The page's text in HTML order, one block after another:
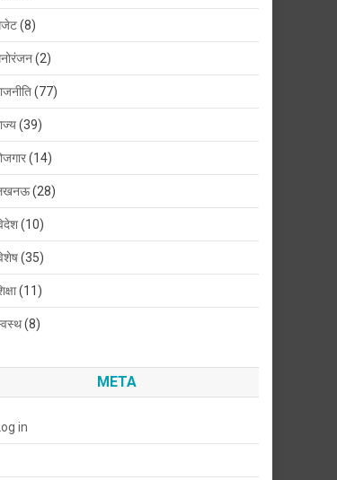
(8)
(2)
(77)
(39)
(14)
(28)
(10)
(35)
(11)
(8)
META
Log in